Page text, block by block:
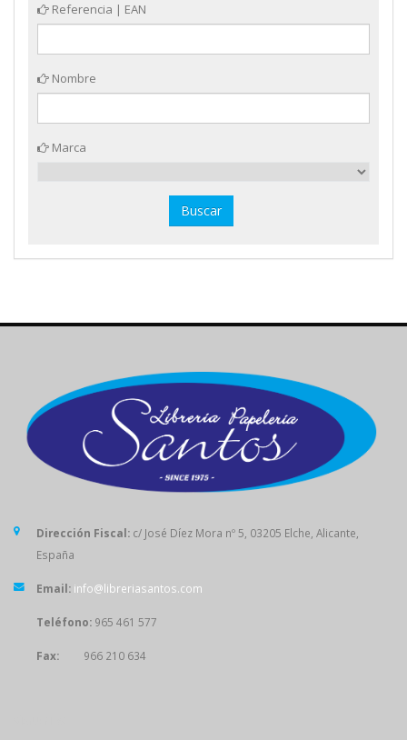
Referencia | EAN
Nombre
Marca
Dirección Fiscal: c/ José Díez Mora nº 5, 03205 Elche, Alicante,
España
Email: info@libreriasantos.com
Teléfono: 965 461 577
Fax: 966 210 634